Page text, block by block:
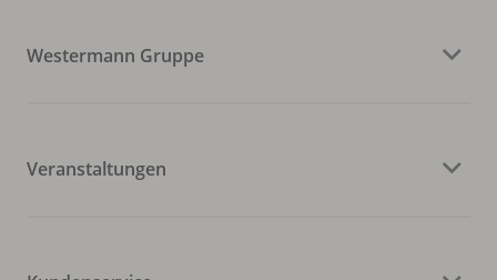
Westermann Gruppe
Veranstaltungen